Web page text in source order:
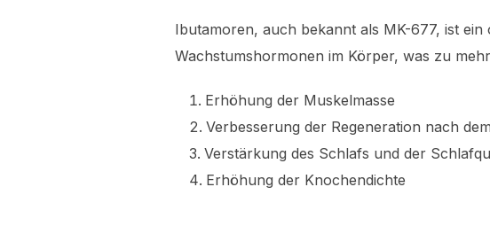
Ibutamoren, auch bekannt als MK-677, ist
Wachstumshormonen im Körper, was zu
Erhöhung der Muskelmasse
Verbesserung der Regeneration nach
Verstärkung des Schlafs und der
Erhöhung der Knochendichte